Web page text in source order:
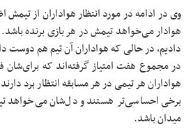
وی در ادامه در مورد انتظار هواداران از
هوادار می‌خواهد تیمش در هر بازی برنده
دادیم، در حالی که هواداران آن تیم هم دوست
در مجموع هفت امتیاز گرفته‌اند که
هواداران هر تیمی در هر مسابقه انتظار برد
برخی احساسی‌تر هستند و دل‌شان می‌خواهد
میدان باشد.